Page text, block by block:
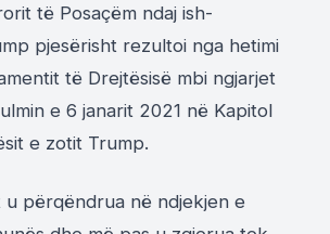
të Posaçëm ndaj ish-
pjesërisht rezultoi nga hetimi
të Drejtësisë mbi ngjarjet
e 6 janarit 2021 në Kapitol
e zotit Trump.
u përqëndrua në ndjekjen e